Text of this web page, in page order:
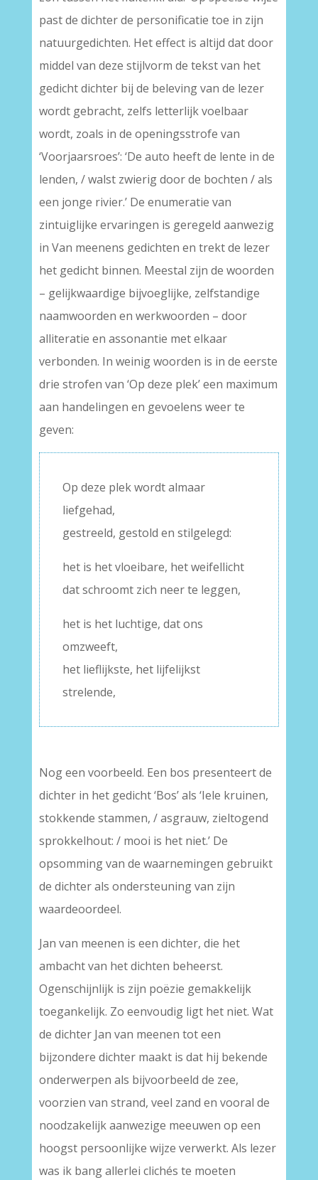
past de dichter de personificatie toe in zijn
natuurgedichten. Het effect is altijd dat door
middel van deze stijlvorm de tekst van het
gedicht dichter bij de beleving van de lezer
wordt gebracht, zelfs letterlijk voelbaar
wordt, zoals in de openingsstrofe van
‘Voorjaarsroes’: ‘De auto heeft de lente in de
lenden, / walst zwierig door de bochten / als
een jonge rivier.’ De enumeratie van
zintuiglijke ervaringen is geregeld aanwezig
in Van meenens gedichten en trekt de lezer
het gedicht binnen. Meestal zijn de woorden
– gelijkwaardige bijvoeglijke, zelfstandige
naamwoorden en werkwoorden – door
alliteratie en assonantie met elkaar
verbonden. In weinig woorden is in de eerste
drie strofen van ‘Op deze plek’ een maximum
aan handelingen en gevoelens weer te
geven:
Op deze plek wordt almaar
liefgehad,
gestreeld, gestold en stilgelegd:
het is het vloeibare, het weifellicht
dat schroomt zich neer te leggen,
het is het luchtige, dat ons
omzweeft,
het lieflijkste, het lijfelijkst
strelende,
Nog een voorbeeld. Een bos presenteert de
dichter in het gedicht ‘Bos’ als ‘Iele kruinen,
stokkende stammen, / asgrauw, zieltogend
sprokkelhout: / mooi is het niet.’ De
opsomming van de waarnemingen gebruikt
de dichter als ondersteuning van zijn
waardeoordeel.
Jan van meenen is een dichter, die het
ambacht van het dichten beheerst.
Ogenschijnlijk is zijn poëzie gemakkelijk
toegankelijk. Zo eenvoudig ligt het niet. Wat
de dichter Jan van meenen tot een
bijzondere dichter maakt is dat hij bekende
onderwerpen als bijvoorbeeld de zee,
voorzien van strand, veel zand en vooral de
noodzakelijk aanwezige meeuwen op een
hoogst persoonlijke wijze verwerkt. Als lezer
was ik bang allerlei clichés te moeten